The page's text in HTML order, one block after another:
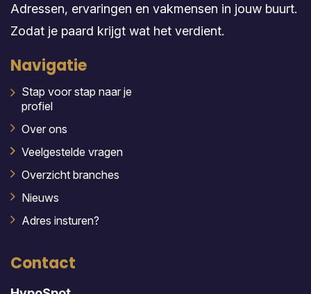
Adressen, ervaringen en vakmensen in jouw buurt.
Zodat je paard krijgt wat het verdient.
Navigatie
Stap voor stap naar je
profiel
Over ons
Veelgestelde vragen
Overzicht branches
Nieuws
Adres insturen?
Contact